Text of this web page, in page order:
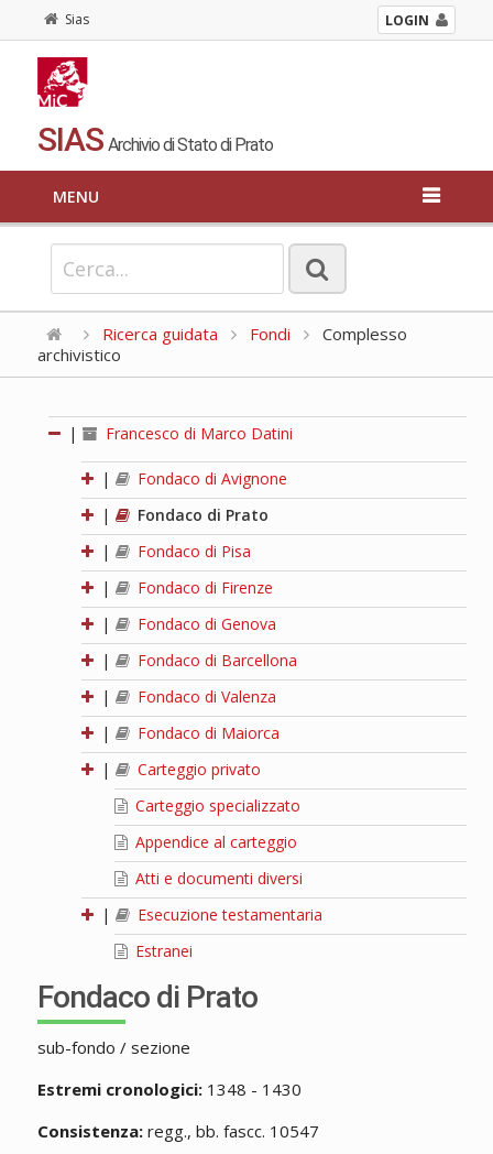
Sias LOGIN
SIAS Archivio di Stato di Prato
MENU
Ricerca guidata Fondi
Complesso
archivistico
| Francesco di Marco Datini
|
Fondaco di Avignone
|
Fondaco di Prato
|
Fondaco di Pisa
|
Fondaco di Firenze
|
Fondaco di Genova
|
Fondaco di Barcellona
|
Fondaco di Valenza
|
Fondaco di Maiorca
|
Carteggio privato
Carteggio specializzato
Appendice al carteggio
Atti e documenti diversi
|
Esecuzione testamentaria
Estranei
Fondaco di Prato
sub-fondo / sezione
Estremi cronologici:1348 - 1430
Consistenza:regg., bb. fascc. 10547